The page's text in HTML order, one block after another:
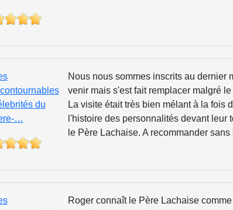
du
…
Nous nous sommes inscrits au dernier
venir mais s'est fait remplacer malgré
La visite était très bien mélant à la fois
l'histoire des personnalités devant leur
le Père Lachaise. A recommander sans
Roger connaît le Père Lachaise